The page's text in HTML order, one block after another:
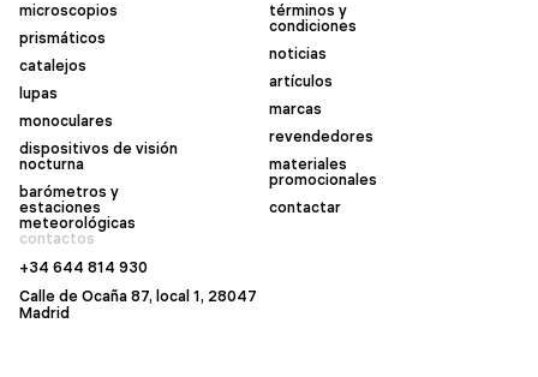
microscopios
prismáticos
catalejos
lupas
monoculares
dispositivos de visión
nocturna
barómetros y
estaciones
meteorológicas
términos y
condiciones
noticias
artículos
marcas
revendedores
materiales
promocionales
contactar
contactos
+34 644 814 930
Calle de Ocaña 87, local 1, 28047
Madrid